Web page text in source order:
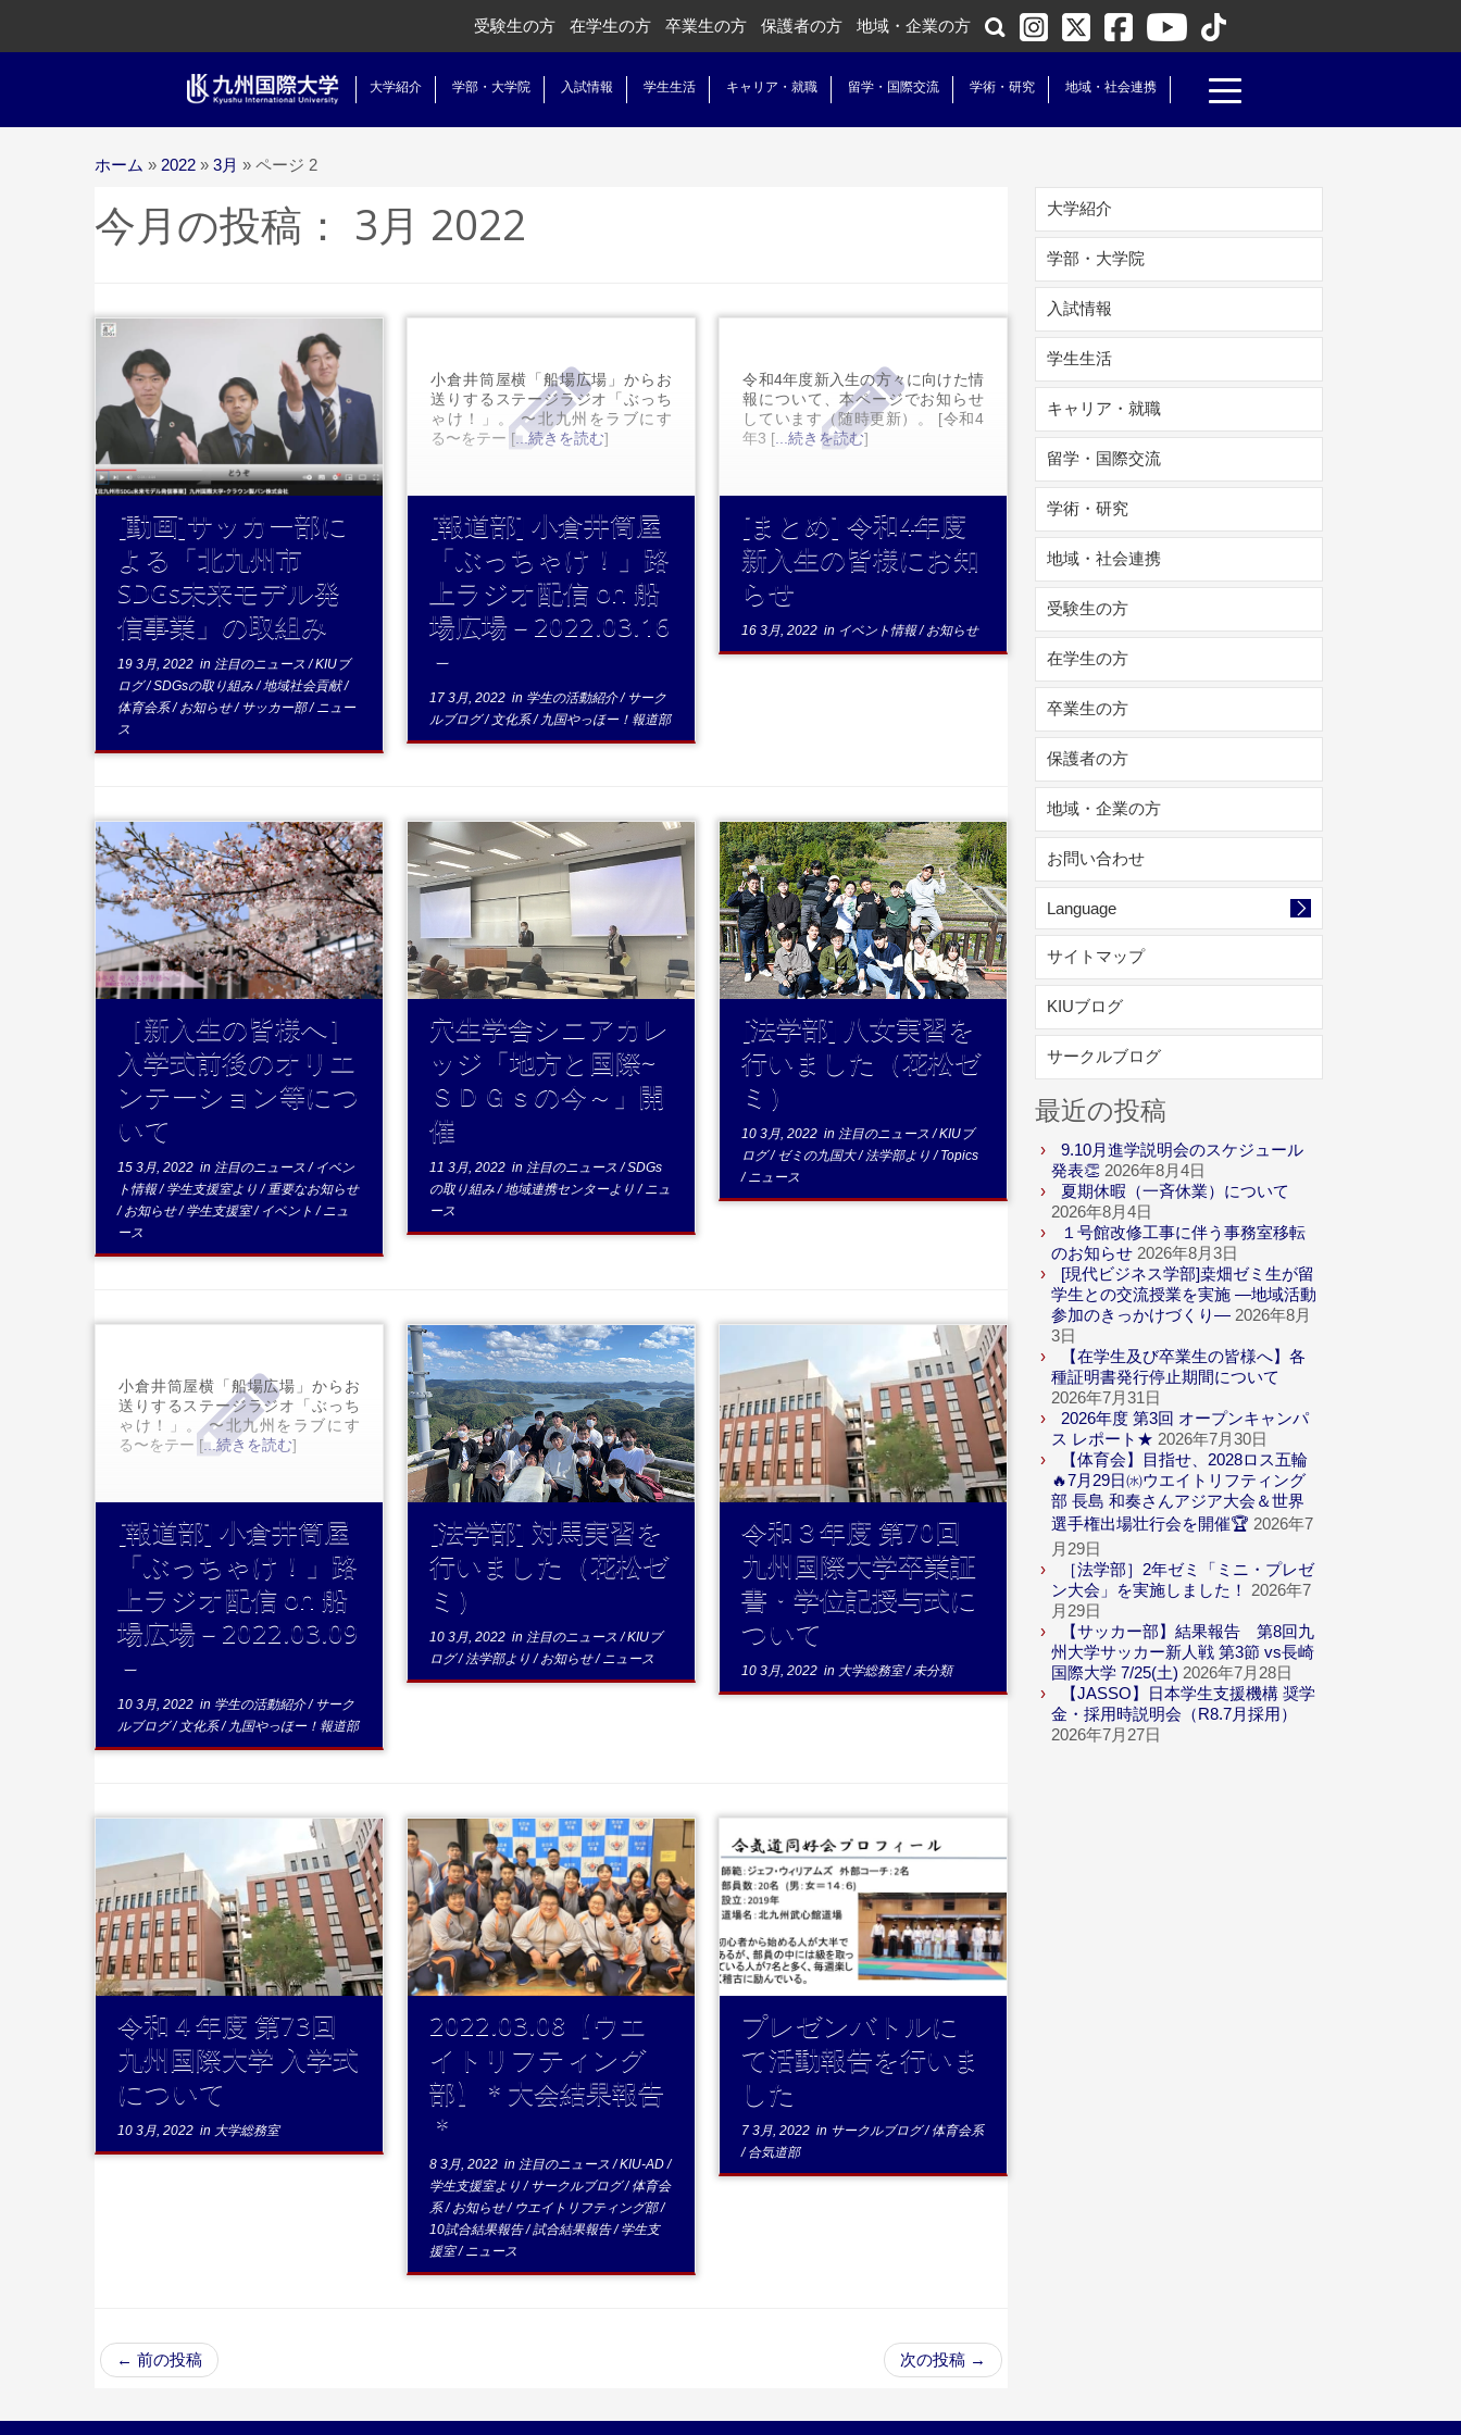
受験生の方 在学生の方 卒業生の方 保護者の方 地域・企業の方
大学紹介 学部・大学院 入試情報 学生生活 キャリア・就職 留学・国際交流 学術・研究 地域・社会連携
ホーム » 2022 » 3月 » ページ 2
今月の投稿： 3月 2022
...続きを読む
[動画]サッカー部に
よる「北九州市
SDGs未来モデル発
信事業」の取組み
19 3月, 2022 in 注目のニュース/KIUブ
ログ/SDGsの取り組み/地域社会貢献/
体育会系/お知らせ/ サッカー部/ニュー
ス
小倉井筒屋横「船場広場」からお
送りするステージラジオ「ぶっち
ゃけ！」。 〜北九州をラブにす
る〜をテー [...続きを読む]
[報道部] 小倉井筒屋
「ぶっちゃけ！」路
上ラジオ配信 on 船
場広場－2022.03.16
－
17 3月, 2022 in 学生の活動紹介/ サーク
ルブログ/ 文化系/九国やっほー！報道部
令和4年度新入生の方々に向けた情
報について、本ページでお知らせ
しています（随時更新）。 [令和4
年3 [ ...続きを読む]
[まとめ] 令和4年度
新入生の皆様にお知
らせ
16 3月, 2022 in イベント情報/お知らせ
...続きを読む
［新入生の皆様へ］
入学式前後のオリエ
ンテーション等につ
いて
15 3月, 2022 in 注目のニュース/ イベン
ト情報/学生支援室より/重要なお知らせ
/お知らせ/学生支援室/ イベント/ニュ
ース
...続きを読む
穴生学舎シニアカレ
ッジ「地方と国際~
ＳＤＧｓの今～」開
催
11 3月, 2022 in 注目のニュース/SDGs
の取り組み/地域連携センターより/ニュ
ース
...続きを読む
[法学部] 八女実習を
行いました（花松ゼ
ミ）
10 3月, 2022 in 注目のニュース/KIUブ
ログ/ゼミの九国大/法学部より/Topics
/ニュース
小倉井筒屋横「船場広場」からお
送りするステージラジオ「ぶっち
ゃけ！」。 〜北九州をラブにす
る〜をテー [...続きを読む]
[報道部] 小倉井筒屋
「ぶっちゃけ！」路
上ラジオ配信 on 船
場広場－2022.03.09
－
10 3月, 2022 in 学生の活動紹介/ サーク
ルブログ/ 文化系/九国やっほー！報道部
...続
きを読む
[法学部] 対馬実習を
行いました（花松ゼ
ミ）
10 3月, 2022 in 注目のニュース/KIUブ
ログ/法学部より/お知らせ/ニュース
...続きを読む
令和３年度 第70回
九州国際大学卒業証
書・学位記授与式に
ついて
10 3月, 2022 in 大学総務室/未分類
...続きを読む
令和４年度 第73回
九州国際大学 入学式
について
10 3月, 2022 in 大学総務室
...続きを読む
2022.03.08【ウエ
イトリフティング
部】＊大会結果報告
＊
8 3月, 2022 in 注目のニュース/KIU-AD/
学生支援室より/ サークルブログ/体育会
系/お知らせ/ ウエイトリフティング部/
10試合結果報告/試合結果報告/学生支
援室/ニュース
...続き
を読む
プレゼンバトルに
て活動報告を行いま
した
7 3月, 2022 in サークルブログ/体育会系
/合気道部
← 前の投稿 次の投稿 →
大学紹介
学部・大学院
入試情報
学生生活
キャリア・就職
留学・国際交流
学術・研究
地域・社会連携
受験生の方
在学生の方
卒業生の方
保護者の方
地域・企業の方
お問い合わせ
Language
サイトマップ
KIUブログ
サークルブログ
最近の投稿
9.10月進学説明会のスケジュール
発表👏 2026年8月4日
夏期休暇（一斉休業）について
2026年8月4日
１号館改修工事に伴う事務室移転
のお知らせ 2026年8月3日
[現代ビジネス学部]桒畑ゼミ生が留
学生との交流授業を実施 ―地域活動
参加のきっかけづくり― 2026年8月
3日
【在学生及び卒業生の皆様へ】各
種証明書発行停止期間について
2026年7月31日
2026年度 第3回 オープンキャンパ
ス レポート★ 2026年7月30日
【体育会】目指せ、2028ロス五輪
🔥7月29日㈬ウエイトリフティング
部 長島 和奏さんアジア大会＆世界
選手権出場壮行会を開催🏆 2026年7
月29日
［法学部］2年ゼミ「ミニ・プレゼ
ン大会」を実施しました！
2026年7
月29日
【サッカー部】結果報告 第8回九
州大学サッカー新人戦 第3節 vs長崎
国際大学 7/25(土) 2026年7月28日
【JASSO】日本学生支援機構 奨学
金・採用時説明会（R8.7月採用）
2026年7月27日